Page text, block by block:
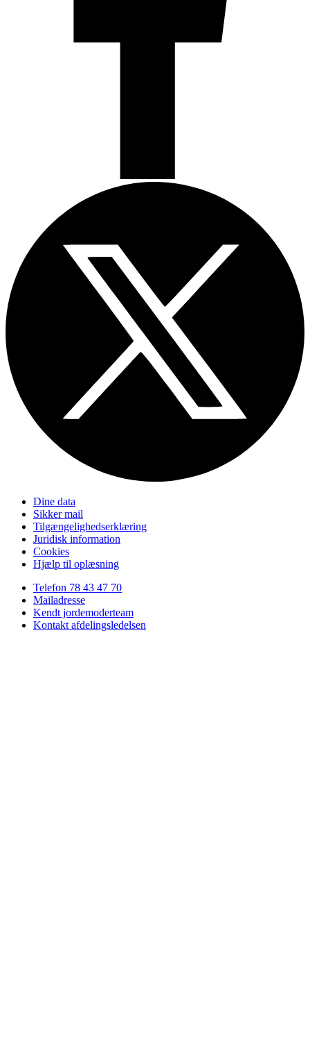
Dine data
Sikker mail
Tilgængelighedserklæring
Juridisk information
Cookies
Hjælp til oplæsning
Telefon 78 43 47 70
Mailadresse
Kendt jordemoderteam
Kontakt afdelingsledelsen